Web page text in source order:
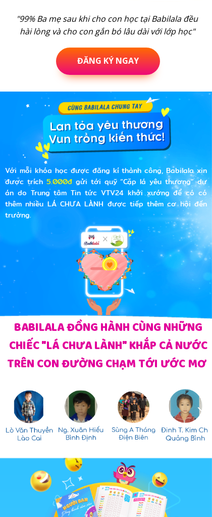
"99% Ba mẹ sau khi cho con học tại Babilala đều
hài lòng và cho con gắn bó lâu dài với lớp học"
ĐĂNG KÝ NGAY
Với mỗi khóa học được đăng kí thành công, Babilala xin
được trích 5.000đgửi tới quỹ “Cặp lá yêu thương” dự
án do Trung tâm Tin tức VTV24 khởi xướng để có có
thêm nhiều LÁ CHƯA LÀNH được tiếp thêm cơ hội đến
trường.
BABILALA ĐỒNG HÀNH CÙNG NHỮNG
CHIẾC "LÁ CHƯA LÀNH" KHẮP CẢ NƯỚC
TRÊN CON ĐƯỜNG CHẠM TỚI ƯỚC MƠ